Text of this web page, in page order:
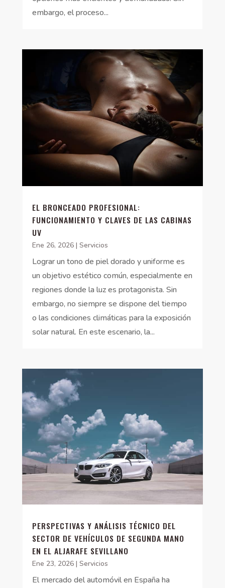
embargo, el proceso...
EL BRONCEADO PROFESIONAL:
FUNCIONAMIENTO Y CLAVES DE LAS CABINAS
UV
Ene 26, 2026| Servicios
Lograr un tono de piel dorado y uniforme es
un objetivo estético común, especialmente en
regiones donde la luz es protagonista. Sin
embargo, no siempre se dispone del tiempo
o las condiciones climáticas para la exposición
solar natural. En este escenario, la...
PERSPECTIVAS Y ANÁLISIS TÉCNICO DEL
SECTOR DE VEHÍCULOS DE SEGUNDA MANO
EN EL ALJARAFE SEVILLANO
Ene 23, 2026| Servicios
El mercado del automóvil en España ha